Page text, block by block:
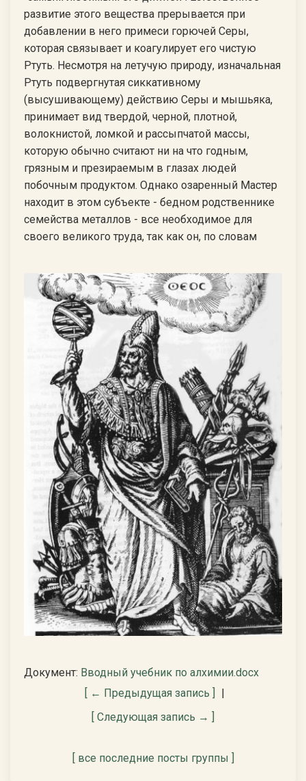
Документ: Вводный учебник по алхимии.docx
[ ← Предыдущая запись ]
[ Следующая запись → ]
[ все последние посты группы ]